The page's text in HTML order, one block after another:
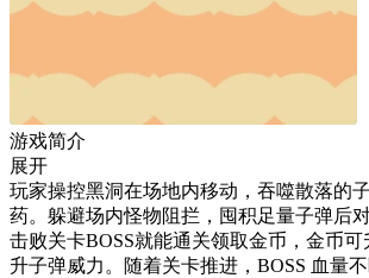
游戏简介
展开
玩家操控黑洞在场地内移动，吞噬散落的
药。躲避场内怪物阻拦，囤积足量子弹后对
击败关卡BOSS就能通关领取金币，金币
升子弹威力。随着关卡推进，BOSS 血量